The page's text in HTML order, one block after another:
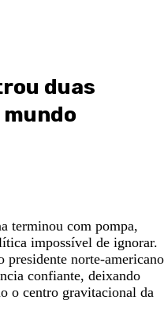
duas
terminou com pompa,
impossível de ignorar.
norte-americano
confiante, deixando
o centro gravitacional da